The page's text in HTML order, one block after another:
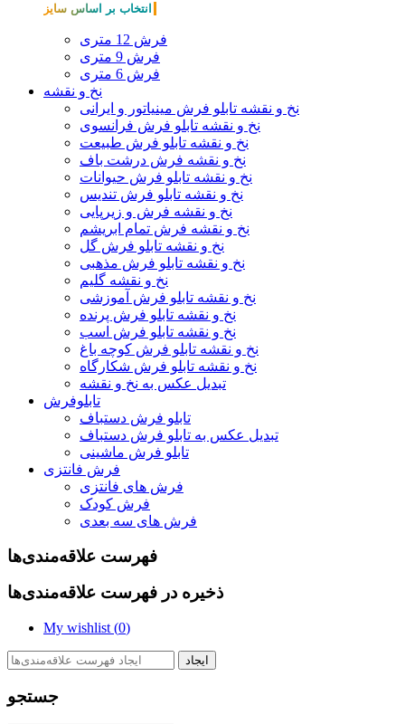
انتخاب بر اساس سایز
فرش 12 متری
فرش 9 متری
فرش 6 متری
نخ و نقشه
نخ و نقشه تابلو فرش مینیاتور و ایرانی
نخ و نقشه تابلو فرش فرانسوی
نخ و نقشه تابلو فرش طبیعت
نخ و نقشه فرش درشت باف
نخ و نقشه تابلو فرش حیوانات
نخ و نقشه تابلو فرش تندیس
نخ و نقشه فرش و زیرپایی
نخ و نقشه فرش تمام ابریشم
نخ و نقشه تابلو فرش گل
نخ و نقشه تابلو فرش مذهبی
نخ و نقشه گلیم
نخ و نقشه تابلو فرش آموزشی
نخ و نقشه تابلو فرش پرنده
نخ و نقشه تابلو فرش اسب
نخ و نقشه تابلو فرش کوچه باغ
نخ و نقشه تابلو فرش شکارگاه
تبدیل عکس به نخ و نقشه
تابلوفرش
تابلو فرش دستباف
تبدیل عکس به تابلو فرش دستباف
تابلو فرش ماشینی
فرش فانتزی
فرش های فانتزی
فرش کودک
فرش های سه بعدی
فهرست علاقه‌مندی‌ها
ذخیره در فهرست علاقه‌مندی‌ها
My wishlist (0)
ایجاد
جستجو